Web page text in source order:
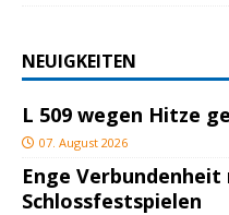
NEUIGKEITEN
L 509 wegen Hitze
07. August 2026
Enge
Schlossfestspielen